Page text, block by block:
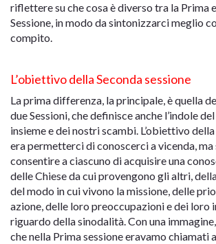
riflettere su che cosa è diverso tra la Prima
Sessione, in modo da sintonizzarci meglio
compito.
L’obiettivo della Seconda sessione
La prima differenza, la principale, è quella
due Sessioni, che definisce anche l’indole
insieme e dei nostri scambi. L’obiettivo
era permetterci di conoscerci a vicenda,
consentire a ciascuno di acquisire una
delle Chiese da cui provengono gli altri,
del modo in cui vivono la missione, delle
azione, delle loro preoccupazioni e dei loro
riguardo della sinodalità. Con una
che nella Prima sessione eravamo chiamati